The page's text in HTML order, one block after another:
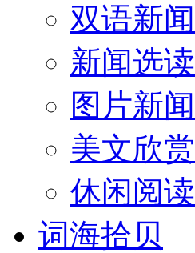
双语新闻
新闻选读
图片新闻
美文欣赏
休闲阅读
词海拾贝